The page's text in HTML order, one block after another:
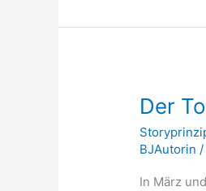
Der
BJAutorin
In März
Der
im
Storytelling